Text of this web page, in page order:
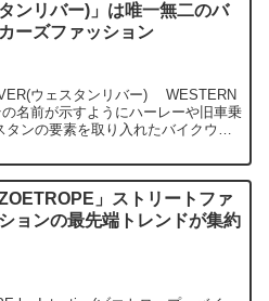
ンリバー)」は唯一無二のバ
ーズファッション
ウェスタンリバー) WESTERN
名前が示すようにハーレーや旧車乗
ンの要素を取り入れたバイクウェ
ZOETROPE」ストリートファ
ョンの最先端トレンドが集約